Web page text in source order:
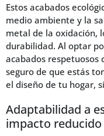
Estos acabados
medio ambiente y la
metal de la oxidación,
durabilidad. Al optar
acabados
seguro de que estás
el diseño de tu hogar,
Adaptabilidad a
impacto reducido